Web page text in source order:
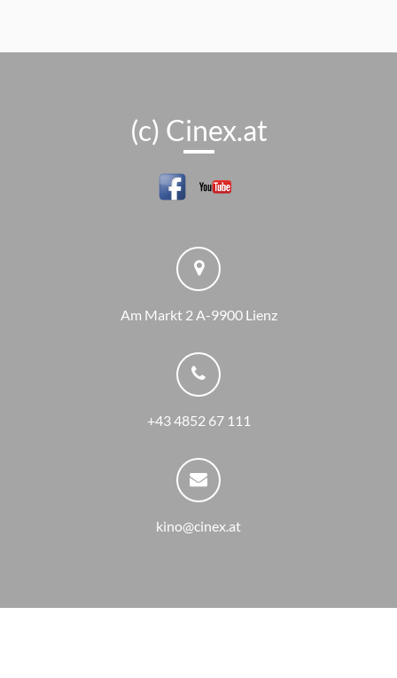
(c) Cinex.at
Am Markt 2 A-9900 Lienz
+43 4852 67 111
kino@cinex.at